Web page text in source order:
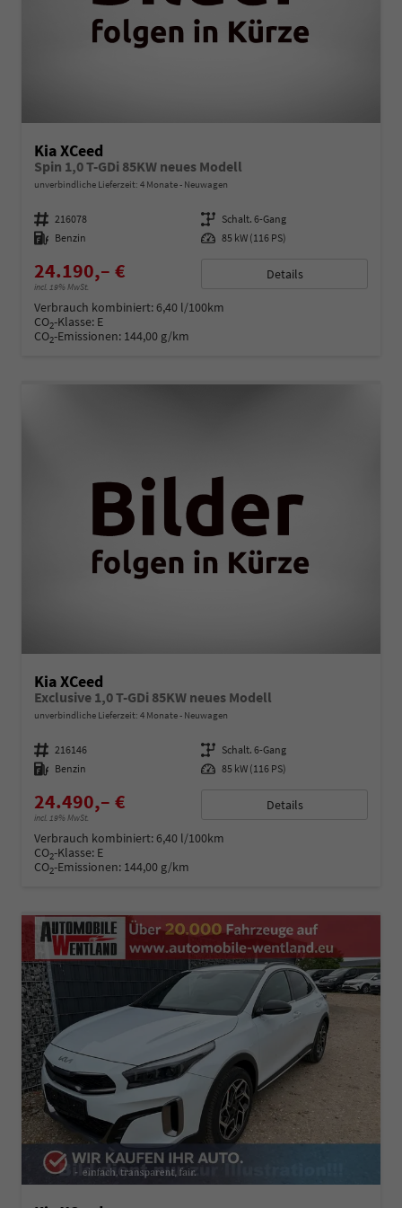
Kia XCeed
Spin 1,0 T-GDi 85KW neues Modell
unverbindliche Lieferzeit: 4 Monate Neuwagen
Fahrzeugnummer 216078 Getriebe Schalt. 6-Gang
Kraftstoff Benzin Leistung 85 kW (116 PS)
24.190,– €
incl. 19% MwSt.
Details
Verbrauch kombiniert:6,40 l/100km
CO2-Klasse: E
CO2-Emissionen: 144,00 g/km
Kia XCeed
Exclusive 1,0 T-GDi 85KW neues Modell
unverbindliche Lieferzeit: 4 Monate Neuwagen
Fahrzeugnummer 216146 Getriebe Schalt. 6-Gang
Kraftstoff Benzin Leistung 85 kW (116 PS)
24.490,– €
incl. 19% MwSt.
Details
Verbrauch kombiniert:6,40 l/100km
CO2-Klasse: E
CO2-Emissionen: 144,00 g/km